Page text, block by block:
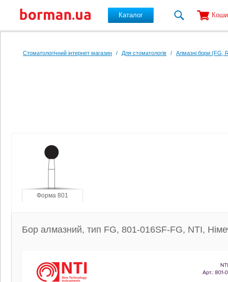
Каталог
Стоматологічний інтернет магазин / Для стоматологів / Алмазні бори (FG,
Форма 801
Бор алмазний, тип FG, 801-016SF-FG, NTI,